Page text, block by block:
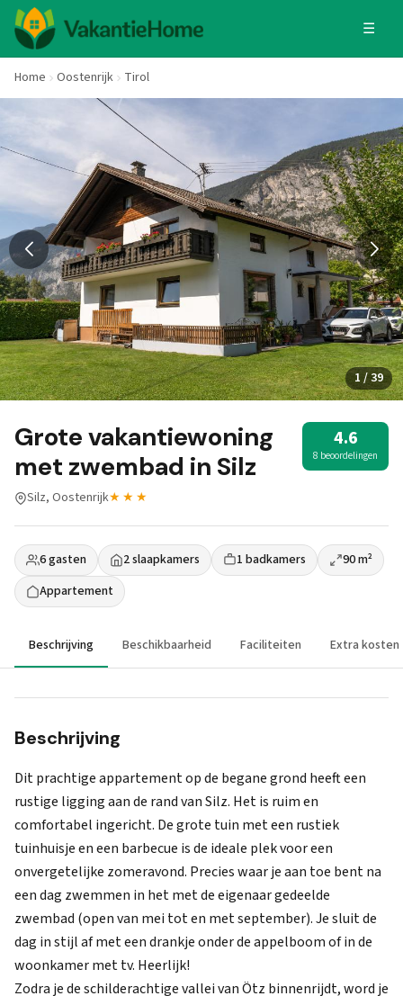
☰
Home Oostenrijk Tirol
1 / 39
Grote vakantiewoning
met zwembad in Silz
4.6
8 beoordelingen
Silz, Oostenrijk★★★
6 gasten 2 slaapkamers 1 badkamers
90 m²
Appartement
Beschrijving Beschikbaarheid Faciliteiten Extra kosten
Beschrijving
Dit prachtige appartement op de begane grond heeft een
rustige ligging aan de rand van Silz. Het is ruim en
comfortabel ingericht. De grote tuin met een rustiek
tuinhuisje en een barbecue is de ideale plek voor een
onvergetelijke zomeravond. Precies waar je aan toe bent na
een dag zwemmen in het met de eigenaar gedeelde
zwembad (open van mei tot en met september). Je sluit de
dag in stijl af met een drankje onder de appelboom of in de
woonkamer met tv. Heerlijk!
Zodra je de schilderachtige vallei van Ötz binnenrijdt, word je